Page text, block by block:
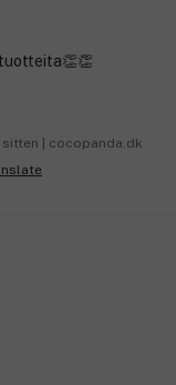
| cocopanda.dk